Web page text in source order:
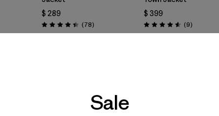
$ 289
Valoración: 4.4 / 5
(78Comentarios
)
$ 399
Valoración: 4.6 / 5
(9)
Sale